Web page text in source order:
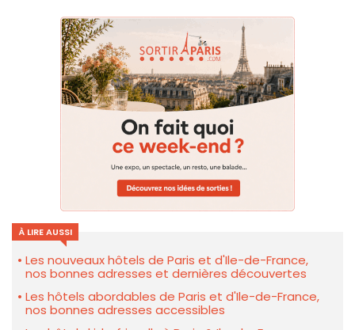
À LIRE AUSSI
Les nouveaux hôtels de Paris et d'Ile-de-France,
nos bonnes adresses et dernières découvertes
Les hôtels abordables de Paris et d'Ile-de-France,
nos bonnes adresses accessibles